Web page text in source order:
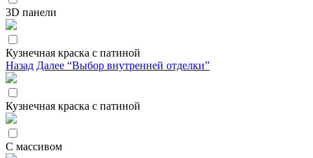
3D панели
Кузнечная краска с патиной
Назад Далее “Выбор внутренней отделки”
Кузнечная краска с патиной
С массивом